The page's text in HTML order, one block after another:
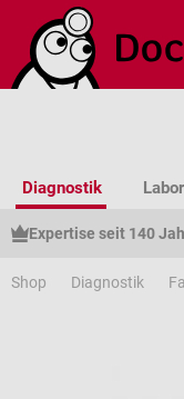
Hauptinhalt springen
Zur Suche springen
Zur Hauptnavigation
Diagnostik Labor
Expertise seit 140
Shop Diagnostik